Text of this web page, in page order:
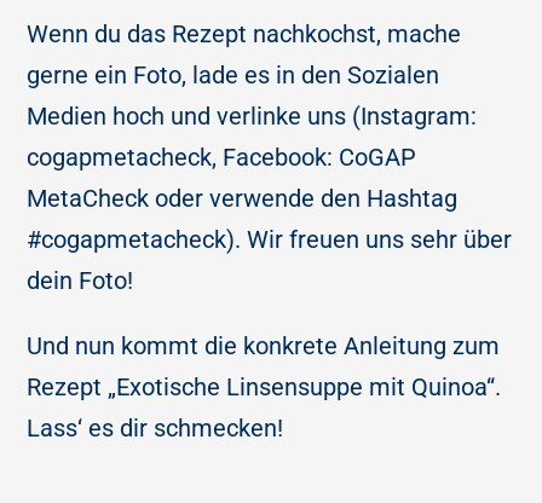
Wenn du das Rezept nachkochst, mache
gerne ein Foto, lade es in den Sozialen
Medien hoch und verlinke uns (Instagram:
cogapmetacheck, Facebook: CoGAP
MetaCheck oder verwende den Hashtag
#cogapmetacheck). Wir freuen uns sehr über
dein Foto!
Und nun kommt die konkrete Anleitung zum
Rezept „Exotische Linsensuppe mit Quinoa“.
Lass‘ es dir schmecken!